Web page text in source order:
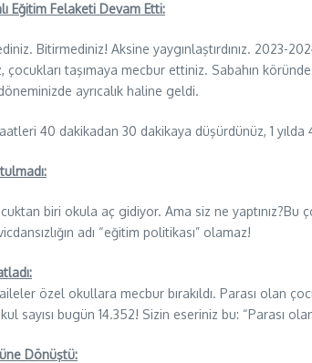
Eğitim Felaketi Devam Etti:
Bitirmediniz! Aksine yaygınlaştırdınız. 2023-
çocukları taşımaya mecbur ettiniz. Sabahın
ayrıcalık haline geldi.
40 dakikadan 30 dakikaya düşürdünüz, 1
biri okula aç gidiyor. Ama siz ne
adı “eğitim politikası” olamaz!
özel okullara mecbur bırakıldı. Parası olan
sayısı bugün 14.352! Sizin eseriniz bu: “Parası
Dönüştü: